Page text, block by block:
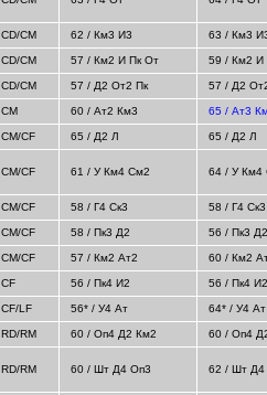
CD/CM 62 / Км3 И3 63 / Км3
CD/CM 57 / Км2 И Пк От 59 / Км2 И
CD/CM 57 / Д2 От2 Пк 57 / Д2
CM 60 / Ат2 Км3 65 / Ат3
CM/CF 65 / Д2 Л 65 / Д2 Л
CM/CF 61 / У Км4 См2 64 / У Км4
CM/CF 58 / Г4 Ск3 58 / Г4 Ск3
CM/CF 58 / Пк3 Д2 56 / Пк3 Д2
CM/CF 57 / Км2 Ат2 60 / Км2
CF 56 / Пк4 И2 56 / Пк4 И2
CF/LF 56* / У4 Ат 64* / У4 Ат
RD/RM 60 / Оп4 Д2 Км2 60 / Оп4
RD/RM 60 / Шт Д4 Оп3 62 / Шт Д4